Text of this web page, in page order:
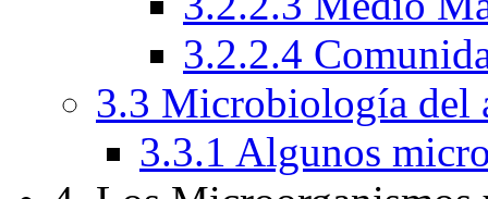
3.2.2.4
3.3 Microbiología del
3.3.1 Algunos